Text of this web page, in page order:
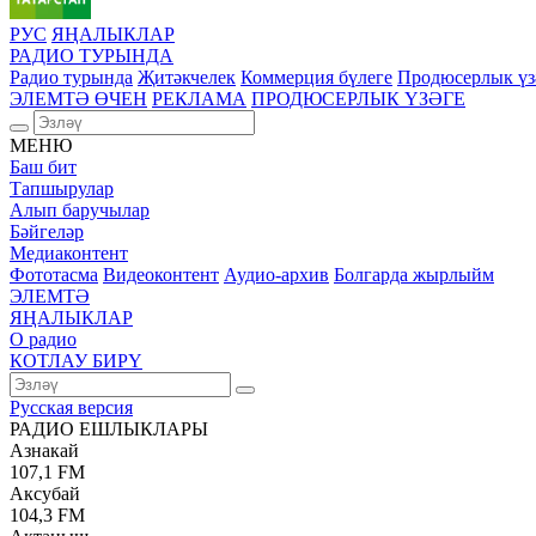
РУС ЯҢАЛЫКЛАР
РАДИО ТУРЫНДА
Радио турында Җитәкчелек Коммерция бүлеге Продюсерлык
ЭЛЕМТӘ ӨЧЕН РЕКЛАМА ПРОДЮСЕРЛЫК ҮЗӘГЕ
МЕНЮ
Баш бит
Тапшырулар
Алып баручылар
Бәйгеләр
Медиаконтент
Фототасма Видеоконтент Аудио-архив Болгарда жырлыйм
ЭЛЕМТӘ
ЯҢАЛЫКЛАР
О радио
КОТЛАУ БИРҮ
Русская версия
РАДИО ЕШЛЫКЛАРЫ
Азнакай
107,1 FM
Аксубай
104,3 FM